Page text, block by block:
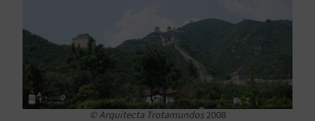
© Arquitecta Trotamundos2008